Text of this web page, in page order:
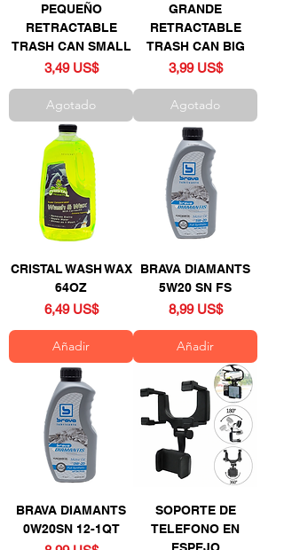
PEQUEÑO
RETRACTABLE
TRASH CAN SMALL
Precio
3,49 US$
Agotado
GRANDE
RETRACTABLE
TRASH CAN BIG
Precio
3,99 US$
Agotado
CRISTAL WASH WAX
64OZ
Precio
6,49 US$
Añadir
BRAVA DIAMANTS
5W20 SN FS
Precio
8,99 US$
Añadir
BRAVA DIAMANTS
0W20SN 12-1QT
SOPORTE DE
TELEFONO EN